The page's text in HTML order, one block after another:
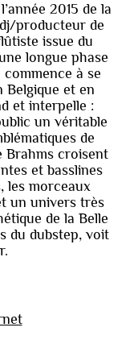
2015 de la
producteur de
issue du
longue phase
à se
Belgique et en
et interpelle :
un véritable
de
Brahms croisent
et basslines
les morceaux
un univers très
de la Belle
du dubstep, voit